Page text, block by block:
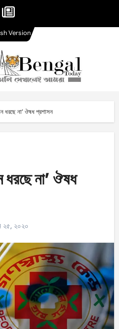
ধরছে না’ ঔষধ প্রশাসন
ধরছে না’ ঔষধ
২৫, ২০২০
Version
Version